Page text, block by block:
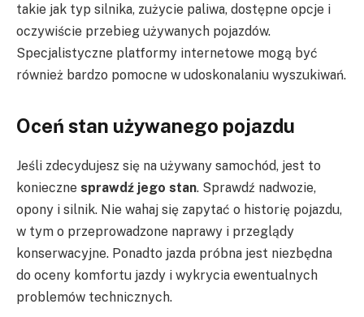
takie jak typ silnika, zużycie paliwa, dostępne opcje i
oczywiście przebieg używanych pojazdów.
Specjalistyczne platformy internetowe mogą być
również bardzo pomocne w udoskonalaniu wyszukiwań.
Oceń stan używanego pojazdu
Jeśli zdecydujesz się na używany samochód, jest to
konieczne sprawdź jego stan. Sprawdź nadwozie,
opony i silnik. Nie wahaj się zapytać o historię pojazdu,
w tym o przeprowadzone naprawy i przeglądy
konserwacyjne. Ponadto jazda próbna jest niezbędna
do oceny komfortu jazdy i wykrycia ewentualnych
problemów technicznych.